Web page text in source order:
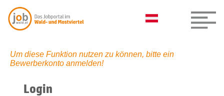
Um diese Funktion nutzen zu können, bitte ein
Bewerberkonto anmelden!
Login